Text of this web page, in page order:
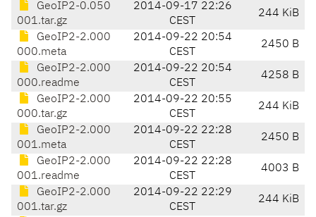
GeoIP2-0.050
001.tar.gz
2014-09-17 22:26
CEST
244 KiB
GeoIP2-2.000
000.meta
2014-09-22 20:54
CEST
2450 B
GeoIP2-2.000
000.readme
2014-09-22 20:54
CEST
4258 B
GeoIP2-2.000
000.tar.gz
2014-09-22 20:55
CEST
244 KiB
GeoIP2-2.000
001.meta
2014-09-22 22:28
CEST
2450 B
GeoIP2-2.000
001.readme
2014-09-22 22:28
CEST
4003 B
GeoIP2-2.000
001.tar.gz
2014-09-22 22:29
CEST
244 KiB